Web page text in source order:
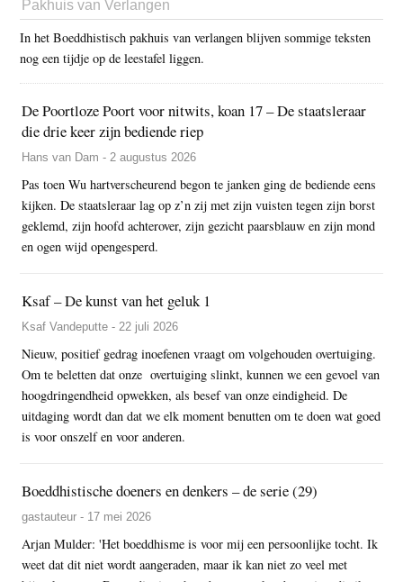
Pakhuis van Verlangen
In het Boeddhistisch pakhuis van verlangen blijven sommige teksten
nog een tijdje op de leestafel liggen.
De Poortloze Poort voor nitwits, koan 17 – De staatsleraar
die drie keer zijn bediende riep
Hans van Dam - 2 augustus 2026
Pas toen Wu hartverscheurend begon te janken ging de bediende eens
kijken. De staatsleraar lag op z’n zij met zijn vuisten tegen zijn borst
geklemd, zijn hoofd achterover, zijn gezicht paarsblauw en zijn mond
en ogen wijd opengesperd.
Ksaf – De kunst van het geluk 1
Ksaf Vandeputte - 22 juli 2026
Nieuw, positief gedrag inoefenen vraagt om volgehouden overtuiging.
Om te beletten dat onze overtuiging slinkt, kunnen we een gevoel van
hoogdringendheid opwekken, als besef van onze eindigheid. De
uitdaging wordt dan dat we elk moment benutten om te doen wat goed
is voor onszelf en voor anderen.
Boeddhistische doeners en denkers – de serie (29)
gastauteur - 17 mei 2026
Arjan Mulder: 'Het boeddhisme is voor mij een persoonlijke tocht. Ik
weet dat dit niet wordt aangeraden, maar ik kan niet zo veel met